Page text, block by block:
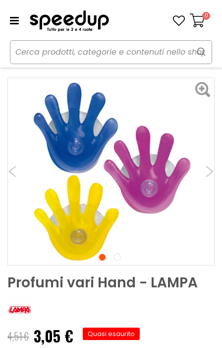
Carrello
0
Home Auto Cura dell'auto
Profumi
Profumi vari Hand
Profumi vari Hand - LAMPA
4,51 € 3,05 € Quasi esaurito